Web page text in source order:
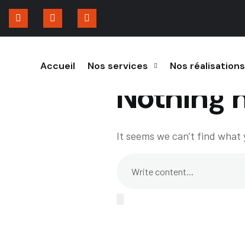
Accueil Nos services Nos réalisations
Nothing
It seems we can’t find what